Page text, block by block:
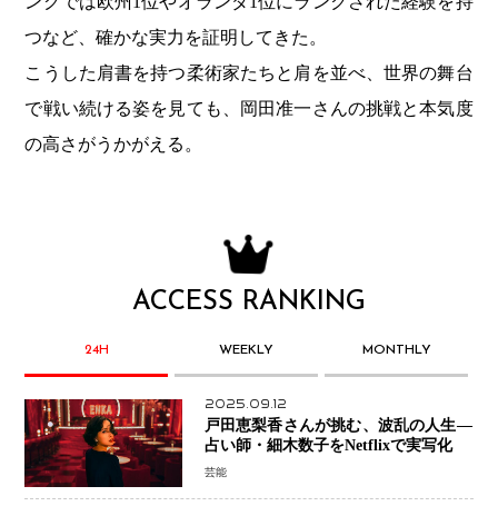
つなど、確かな実力を証明してきた。
こうした肩書を持つ柔術家たちと肩を並べ、世界の舞台
で戦い続ける姿を見ても、岡田准一さんの挑戦と本気度
の高さがうかがえる。
ACCESS RANKING
24H WEEKLY MONTHLY
2025.09.12
戸田恵梨香さんが挑む、波乱の人生―
占い師・細木数子をNetflixで実写化
芸能